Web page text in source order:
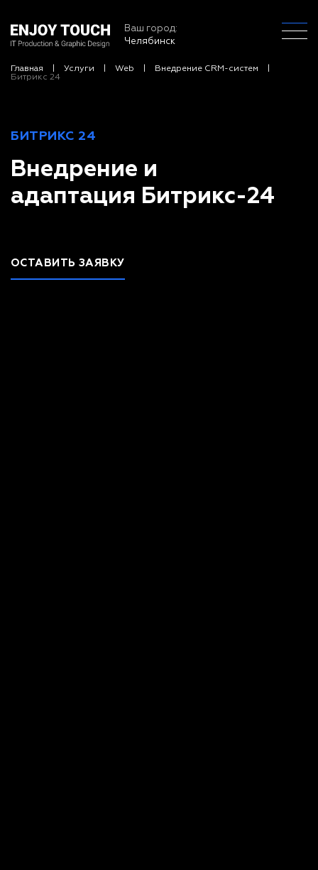
Ваш город:
Челябинск
Главная Услуги Web
Внедрение CRM-систем
Битрикс 24
БИТРИКС 24
Внедрение и
адаптация Битрикс-24
ОСТАВИТЬ ЗАЯВКУ